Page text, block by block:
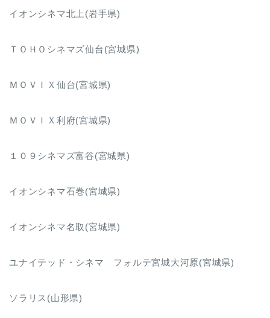
イオンシネマ北上(岩手県)
ＴＯＨＯシネマズ仙台(宮城県)
ＭＯＶＩＸ仙台(宮城県)
ＭＯＶＩＸ利府(宮城県)
１０９シネマズ富谷(宮城県)
イオンシネマ石巻(宮城県)
イオンシネマ名取(宮城県)
ユナイテッド・シネマ フォルテ宮城大河原(宮城県)
ソラリス(山形県)